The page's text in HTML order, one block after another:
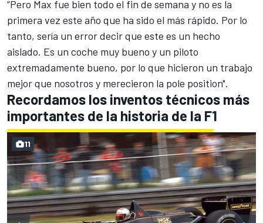
“Pero Max fue bien todo el fin de semana y no es la
primera vez este año que ha sido el más rápido. Por lo
tanto, sería un error decir que este es un hecho
aislado. Es un coche muy bueno y un piloto
extremadamente bueno, por lo que hicieron un trabajo
mejor que nosotros y merecieron la pole position".
Recordamos los inventos técnicos más
importantes de la historia de la F1
11